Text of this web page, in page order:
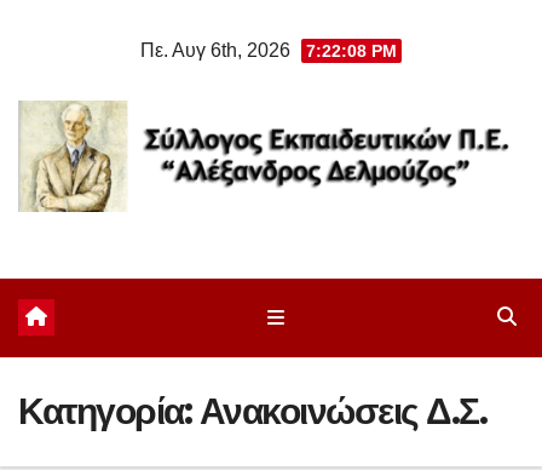
Πε. Αυγ 6th, 2026 7:22:09 PM
Κατηγορία:Ανακοινώσεις Δ.Σ.